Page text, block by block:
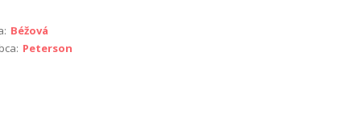
Béžová
Peterson